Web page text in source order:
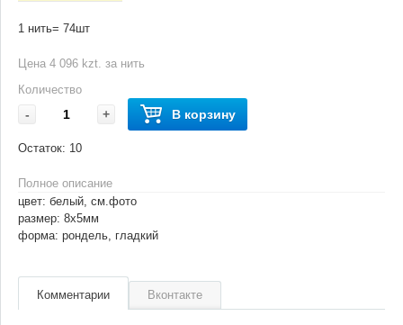
1 нить= 74шт
Цена 4 096 kzt. за нить
Количество
- + В корзину
Остаток: 10
Полное описание
цвет: белый, см.фото
размер: 8х5мм
форма: рондель, гладкий
Комментарии Вконтакте